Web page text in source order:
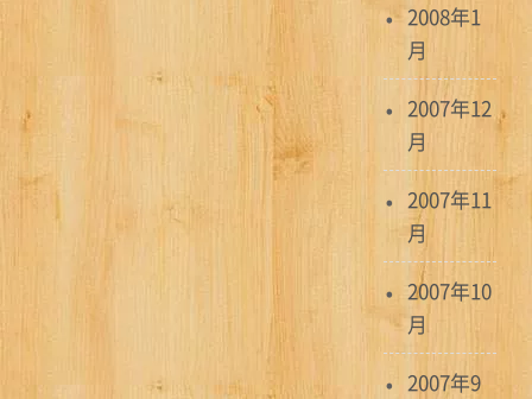
2008年1
月
2007年12
月
2007年11
月
2007年10
月
2007年9